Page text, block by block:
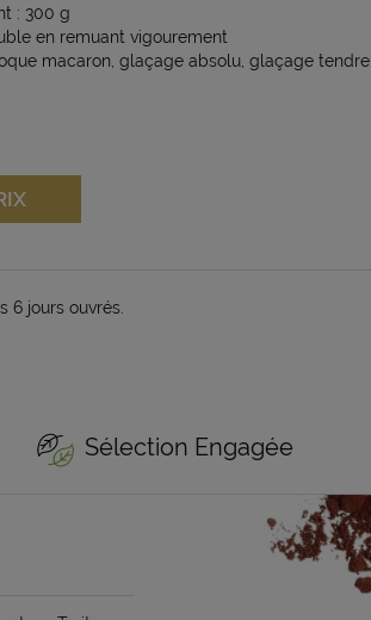
: 300 g
en remuant vigourement
macaron, glaçage absolu, glaçage tendre..
6 jours ouvrés.
Sélection Engagée